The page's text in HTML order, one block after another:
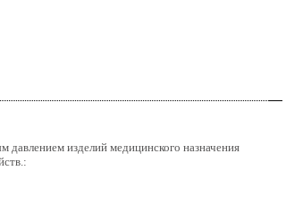
изделий медицинского назначения
: